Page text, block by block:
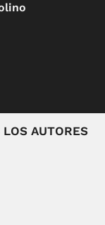
LOS AUTORES